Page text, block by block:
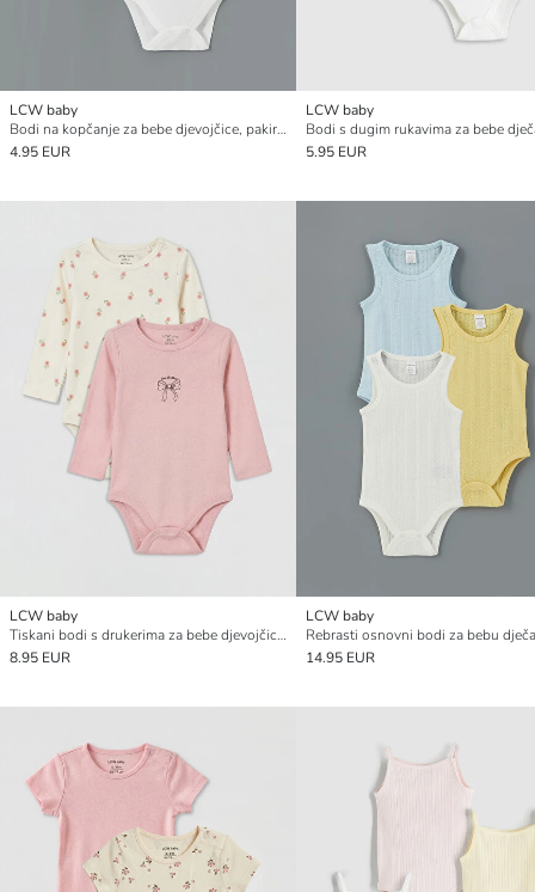
LCW baby
Bodi na kopčanje za bebe djevojčice, pakiranje od 2 komada
4.95 EUR
LCW baby
5.95 EUR
LCW baby
Tiskani bodi s drukerima za bebe djevojčice, pakiranje od 2 komada
8.95 EUR
LCW baby
14.95 EUR